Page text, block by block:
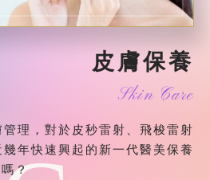
皮膚保養
Skin Care
理，對於皮秒雷射、飛梭雷射
年快速興起的新一代醫美保養
嗎？